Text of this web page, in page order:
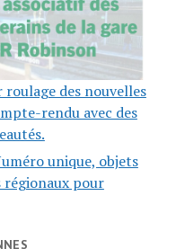
roulage des nouvelles
rendu avec des
unique, objets
régionaux pour